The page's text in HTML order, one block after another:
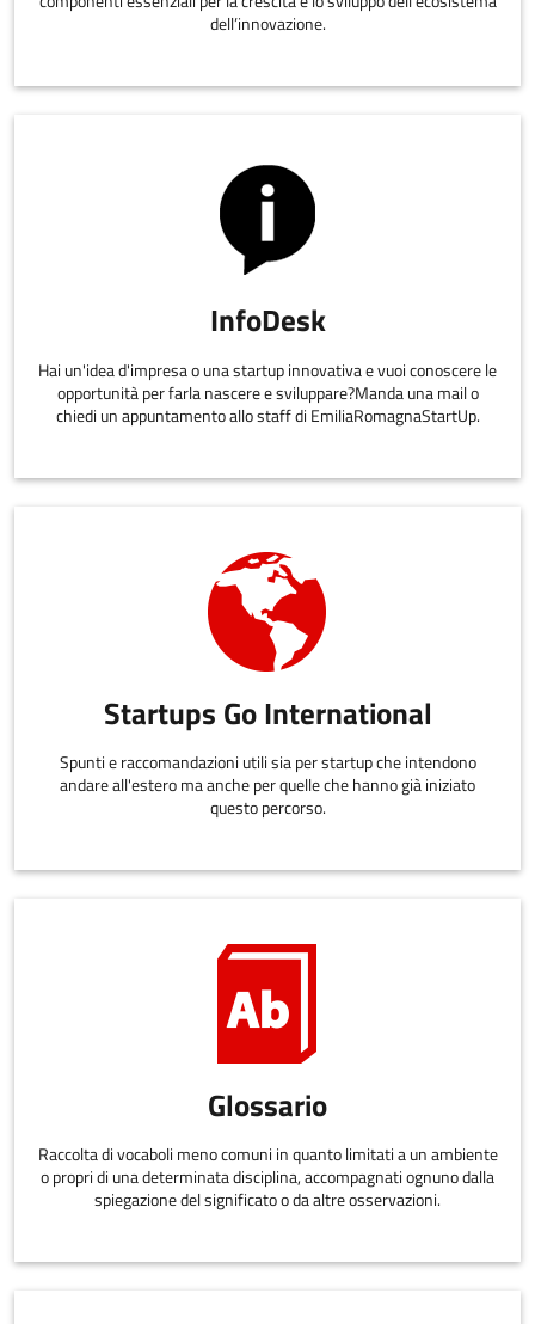
dell’innovazione.
InfoDesk
Hai un'idea d'impresa o una startup innovativa e vuoi conoscere le
opportunità per farla nascere e sviluppare?Manda una mail o
chiedi un appuntamento allo staff di EmiliaRomagnaStartUp.
Startups Go International
Spunti e raccomandazioni utili sia per startup che intendono
andare all'estero ma anche per quelle che hanno già iniziato
questo percorso.
Glossario
Raccolta di vocaboli meno comuni in quanto limitati a un ambiente
o propri di una determinata disciplina, accompagnati ognuno dalla
spiegazione del significato o da altre osservazioni.